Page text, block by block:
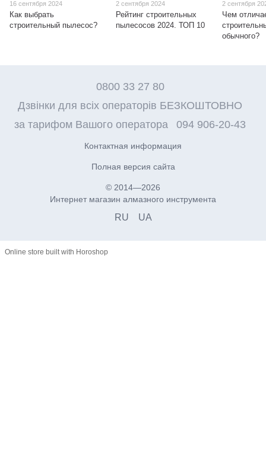
16 сентября 2024
Как выбрать
строительный пылесос?
2 сентября 2024
Рейтинг строительных
пылесосов 2024. ТОП 10
2 сентября
Чем
обычного?
0800 33 27 80
Дзвінки для всіх операторів БЕЗКОШТОВНО
за тарифом Вашого оператора
094 906-20-43
Контактная информация
Полная версия сайта
© 2014—2026
Интернет магазин алмазного инструмента
RU UA
Online store built with Horoshop